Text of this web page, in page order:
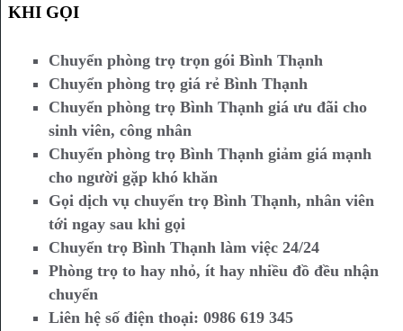
KHI GỌI
Chuyển phòng trọ trọn gói Bình Thạnh
Chuyển phòng trọ giá rẻ Bình Thạnh
Chuyển phòng trọ Bình Thạnh giá ưu đãi cho
sinh viên, công nhân
Chuyển phòng trọ Bình Thạnh giảm giá mạnh
cho người gặp khó khăn
Gọi dịch vụ chuyển trọ Bình Thạnh, nhân viên
tới ngay sau khi gọi
Chuyển trọ Bình Thạnh làm việc 24/24
Phòng trọ to hay nhỏ, ít hay nhiều đồ đều nhận
chuyển
Liên hệ số điện thoại: 0986 619 345